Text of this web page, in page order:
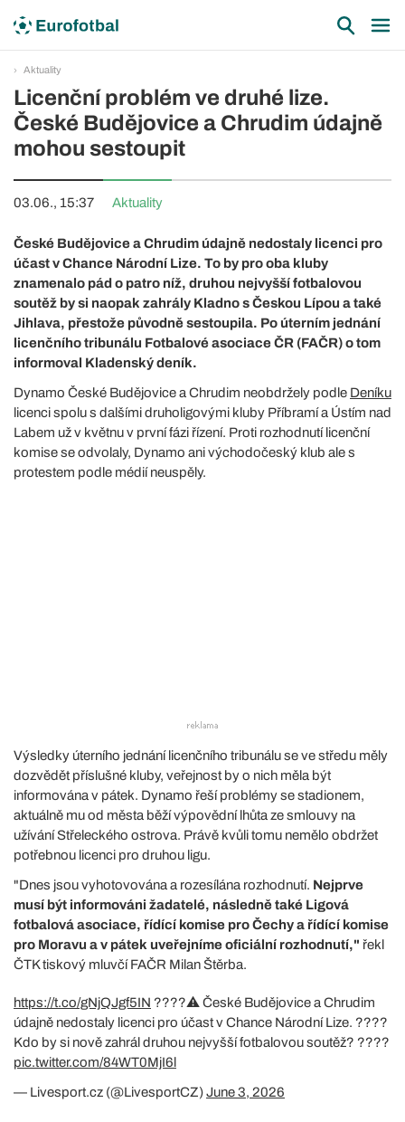
Aktuality
Licenční problém ve druhé lize.
České Budějovice a Chrudim údajně
mohou sestoupit
03.06., 15:37 Aktuality
České Budějovice a Chrudim údajně nedostaly licenci pro
účast v Chance Národní Lize. To by pro oba kluby
znamenalo pád o patro níž, druhou nejvyšší fotbalovou
soutěž by si naopak zahrály Kladno s Českou Lípou a také
Jihlava, přestože původně sestoupila. Po úterním jednání
licenčního tribunálu Fotbalové asociace ČR (FAČR) o tom
informoval Kladenský deník.
Dynamo České Budějovice a Chrudim neobdržely podle Deníku
licenci spolu s dalšími druholigovými kluby Příbramí a Ústím nad
Labem už v květnu v první fázi řízení. Proti rozhodnutí licenční
komise se odvolaly, Dynamo ani východočeský klub ale s
protestem podle médií neuspěly.
Výsledky úterního jednání licenčního tribunálu se ve středu měly
dozvědět příslušné kluby, veřejnost by o nich měla být
informována v pátek. Dynamo řeší problémy se stadionem,
aktuálně mu od města běží výpovědní lhůta ze smlouvy na
užívání Střeleckého ostrova. Právě kvůli tomu nemělo obdržet
potřebnou licenci pro druhou ligu.
"Dnes jsou vyhotovována a rozesílána rozhodnutí. Nejprve
musí být informováni žadatelé, následně také Ligová
fotbalová asociace, řídící komise pro Čechy a řídící komise
pro Moravu a v pátek uveřejníme oficiální rozhodnutí," řekl
ČTK tiskový mluvčí FAČR Milan Štěrba.
https://t.co/gNjQJgf5IN ????⚠️ České Budějovice a Chrudim
údajně nedostaly licenci pro účast v Chance Národní Lize. ????
Kdo by si nově zahrál druhou nejvyšší fotbalovou soutěž? ????
pic.twitter.com/84WT0MjI6l
— Livesport.cz (@LivesportCZ)June 3, 2026